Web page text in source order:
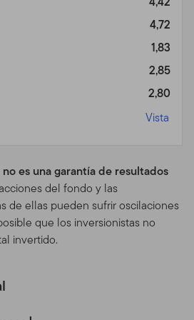
4,72
1,83
2,85
2,80
Vista
es una garantía de resultados
del fondo y las
de ellas pueden sufrir oscilaciones
que los inversionistas no
invertido.
provistos por otros con ese
Los individuos que
a estas áreas pueden
Desempeño y
sobre cualquiera de
favor contactar a su
(asesor financiero) y obtenga
prospecto que contiene
ventas, gastos y
antes de invertir o enviar